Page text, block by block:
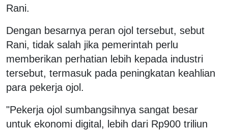
Rani.
Dengan besarnya peran ojol tersebut, sebut
Rani, tidak salah jika pemerintah perlu
memberikan perhatian lebih kepada industri
tersebut, termasuk pada peningkatan keahlian
para pekerja ojol.
"Pekerja ojol sumbangsihnya sangat besar
untuk ekonomi digital, lebih dari Rp900 triliun